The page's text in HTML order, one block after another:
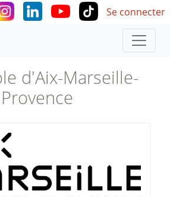
User
Se connecter
d'Aix-Marseille-
Provence